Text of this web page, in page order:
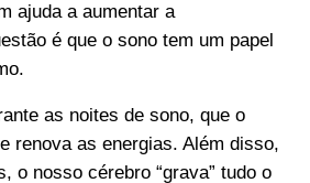
ajuda a aumentar a
é que o sono tem um papel
as noites de sono, que o
renova as energias. Além disso,
o nosso cérebro “grava” tudo o